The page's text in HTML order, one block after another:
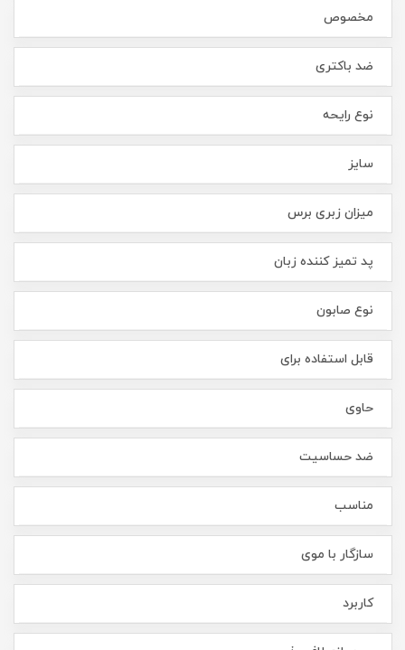
مخصوص
ضد باکتری
نوع رایحه
سایز
میزان زبری برس
پد تمیز کننده زبان
نوع صابون
قابل استفاده برای
حاوی
ضد حساسیت
مناسب
سازگار با موی
کاربرد